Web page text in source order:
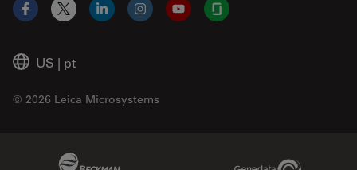
US | pt
© 2026 Leica Microsystems
Facebook
X LinkedInInstagramYouTubeGlassdoor
Genedata Link